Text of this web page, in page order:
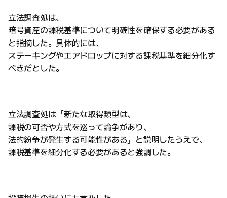
立法調査処は、
暗号資産の課税基準について明確性を確保する必要がある
と指摘した。具体的には、
ステーキングやエアドロップに対する課税基準を細分化す
べきだとした。
立法調査処は「新たな取得類型は、
課税の可否や方式を巡って論争があり、
法的紛争が発生する可能性がある」と説明したうえで、
課税基準を細分化する必要があると強調した。